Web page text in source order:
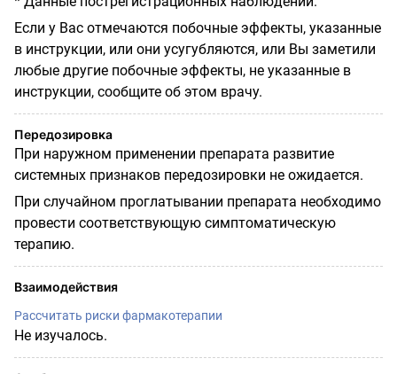
Если у Вас отмечаются побочные эффекты, указанные
в инструкции, или они усугубляются, или Вы заметили
любые другие побочные эффекты, не указанные в
инструкции, сообщите об этом врачу.
Передозировка
При наружном применении препарата развитие
системных признаков передозировки не ожидается.
При случайном проглатывании препарата необходимо
провести соответствующую симптоматическую
терапию.
Взаимодействия
Рассчитать риски фармакотерапии
Не изучалось.